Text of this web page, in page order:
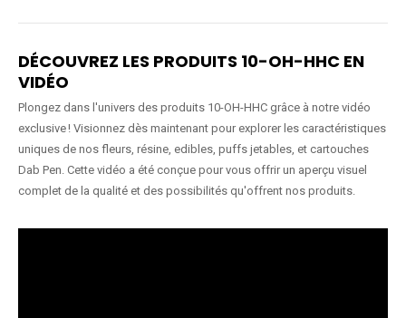
DÉCOUVREZ LES PRODUITS 10-OH-HHC EN
VIDÉO
Plongez dans l'univers des produits 10-OH-HHC grâce à notre vidéo
exclusive ! Visionnez dès maintenant pour explorer les caractéristiques
uniques de nos fleurs, résine, edibles, puffs jetables, et cartouches
Dab Pen. Cette vidéo a été conçue pour vous offrir un aperçu visuel
complet de la qualité et des possibilités qu'offrent nos produits.